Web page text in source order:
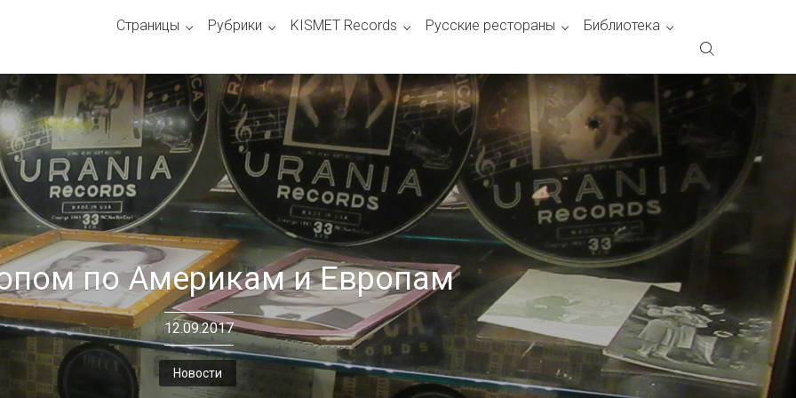
Страницы Рубрики KISMET Records Русские рестораны Библиотека
по Америкам и Европам
12.09.2017
Новости